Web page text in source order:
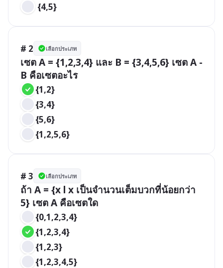
{4,5}
# 2 เลือกประเภท
เซต A = {1,2,3,4} และ B = {3,4,5,6} เซต A -
B คือเซตอะไร
{1,2}
{3,4}
{5,6}
{1,2,5,6}
# 3 เลือกประเภท
ถ้า A = {x l x เป็นจำนวนเต็มบวกที่น้อยกว่า
5} เซต A คือเซตใด
{0,1,2,3,4}
{1,2,3,4}
{1,2,3}
{1,2,3,4,5}